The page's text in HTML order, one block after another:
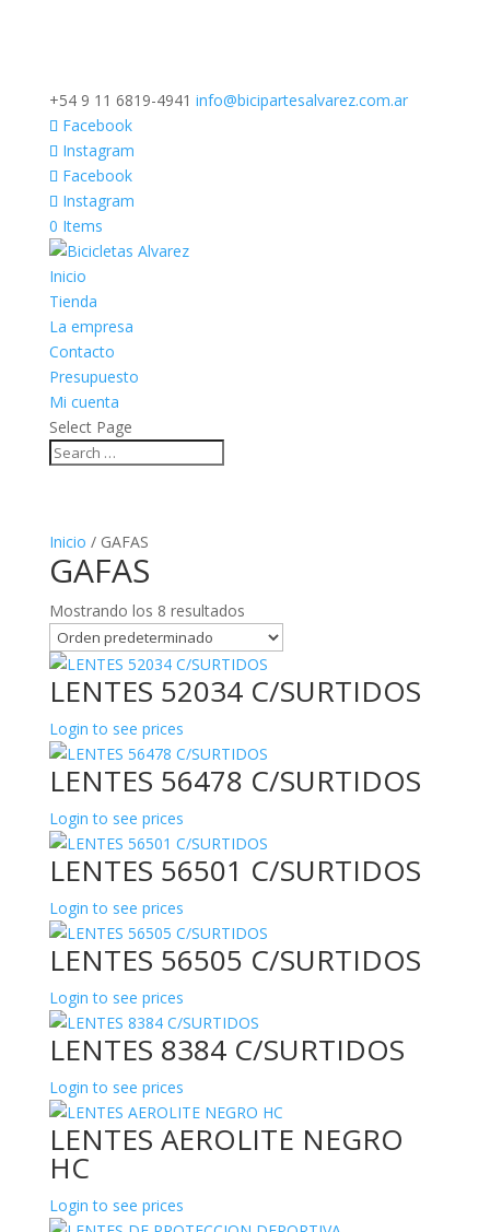
+54 9 11 6819-4941 info@bicipartesalvarez.com.ar
Facebook
Instagram
Facebook
Instagram
0 Items
Inicio
Tienda
La empresa
Contacto
Presupuesto
Mi cuenta
Select Page
Inicio / GAFAS
GAFAS
Mostrando los 8 resultados
LENTES 52034 C/SURTIDOS
Login to see prices
LENTES 56478 C/SURTIDOS
Login to see prices
LENTES 56501 C/SURTIDOS
Login to see prices
LENTES 56505 C/SURTIDOS
Login to see prices
LENTES 8384 C/SURTIDOS
Login to see prices
LENTES AEROLITE NEGRO
HC
Login to see prices